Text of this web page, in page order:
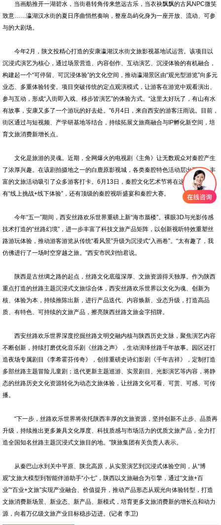
当画舫推开一湖碧水，当街巷转角传来悠远古乐，当衣袂飘飘的古风NPC微笑
致意……瀛湖汉水街的夏日序曲悄然奏响，整座岛屿化身为一座开放、流动、可参
与的大剧场。
今年2月，陕文投精心打造的安康瀛湖汉水街文旅影视基地试运营。该项目以
沉浸式演艺为核心，通过场景营造、内容创作、互动演艺、沉浸体验的有机融合，
构建起一个“可停留、可沉浸体验”的文化空间，推动瀛湖景区由“观光型游览”向多元
业态、多重体验转变。项目突破传统的定点观演模式，让游客在游览中观看演出、
参与互动，形成“入街即入戏、移步皆演艺”的体验方式。“这里太好玩了，有山有水
有故事，安康又多了一个游玩的好去处。”6月4日，来自西安的游客汪雨说。目前，
街区通过与短视频、产学研基地等结合，持续拓展文旅商融合与IP孵化新空间，培
育文旅消费新增长点。
文化是旅游的灵魂。近期，全网爆火的电视剧《主角》让无数观众对秦腔产生
了浓厚兴趣。在该剧拍摄地之一的白鹿原影视城，各类秦腔特色活动层出不穷，丰
富的文旅活动吸引了众多游客打卡。6月13日，秦腔文化艺术节将在这里启幕，
有“线上挑战+线下体验”，还有顶级的秦腔视听盛宴和秦腔大赛。
今年“五一”期间，西安丝路欢乐世界重磅上新“海市蜃楼”。裸眼3D与光影传感
技术打造的“丝路幻境”，进一步丰富了科技文旅产品矩阵，以创新视听特效重塑丝
路游玩体验，推动游客游览从传统“看风景”升级为沉浸式“入画卷”。“太有趣了，我
仿佛进行了一场时空穿越之旅。”西安市民刘怡君说。
陕西是古丝绸之路的起点，丝路文化底蕴深厚、文旅资源得天独厚。作为陕西
重点打造的丝路主题沉浸式文旅综合体，西安丝路欢乐世界以文化为魂、创新为
核、体验为本，持续推陈出新，进行产品迭代、内容焕新、业态升级，打造高品
质、有特色、可持续的文旅产品，擦亮陕西丝路文旅金字招牌。
西安丝路欢乐世界深度挖掘丝路文明交融内核与陕西历史文脉，聚焦演艺内容
不断创新，持续打磨优化音乐剧《丝路之声》，生动演绎丝路千年故事。园区还打
造夜场专属剧目《李希霍芬传奇》，创排重磅史诗幻影剧《千年吉祥》，定制打造
多部丝路主题冒险儿童剧；迭代更新主题巡游、实景剧目、光影演艺等内容，将静
态的丝路历史文化资源转化为动态文旅体验，让丝路文化可看、可赏、可感、可传
播。
“下一步，丝路欢乐世界将依托陕西丰厚的文旅资源，坚持创新不止步、品质再
升级，持续推出更多兼具文化厚度、科技质感与市场活力的优质文旅产品，全力打
造全国知名丝路主题沉浸式文旅目的地。”陕旅集团有关负责人表示。
从秦巴山水到关中平原、陕北高原，从实景演艺到沉浸式体验空间，从“博
观”文旅大模型到智能伴游助手“小七”，陕西以文旅融合为引擎，通过“文旅+百
业”“百业+文旅”实现产业融合、价值提升，推动产品形态从观光向体验转型，打造
文旅消费新场景、新业态、新产品、新模式，培育更多文旅消费新的增长点和动力
源，向着万亿级文旅产业目标稳步迈进。(记者 李卫)